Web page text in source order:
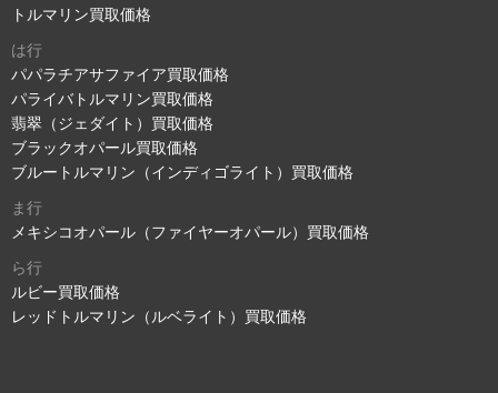
トルマリン買取価格
は行
パパラチアサファイア買取価格
パライバトルマリン買取価格
翡翠（ジェダイト）買取価格
ブラックオパール買取価格
ブルートルマリン（インディゴライト）買取価格
ま行
メキシコオパール（ファイヤーオパール）買取価格
ら行
ルビー買取価格
レッドトルマリン（ルベライト）買取価格